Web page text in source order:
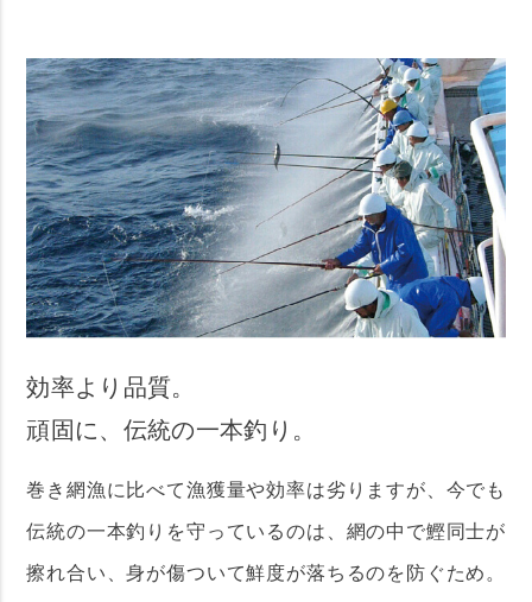
効率より品質。
頑固に、伝統の一本釣り。
巻き網漁に比べて漁獲量や効率は劣りますが、今でも
伝統の一本釣りを守っているのは、網の中で鰹同士が
擦れ合い、身が傷ついて鮮度が落ちるのを防ぐため。